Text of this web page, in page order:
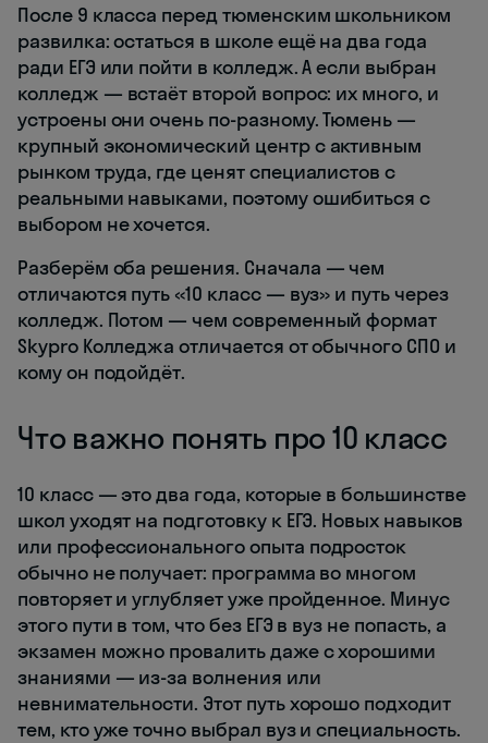
После 9 класса перед тюменским школьником
развилка: остаться в школе ещё на два года
ради ЕГЭ или пойти в колледж. А если выбран
колледж — встаёт второй вопрос: их много, и
устроены они очень по-разному. Тюмень —
крупный экономический центр с активным
рынком труда, где ценят специалистов с
реальными навыками, поэтому ошибиться с
выбором не хочется.
Разберём оба решения. Сначала — чем
отличаются путь «10 класс — вуз» и путь через
колледж. Потом — чем современный формат
Skypro Колледжа отличается от обычного СПО и
кому он подойдёт.
Что важно понять про 10 класс
10 класс — это два года, которые в большинстве
школ уходят на подготовку к ЕГЭ. Новых навыков
или профессионального опыта подросток
обычно не получает: программа во многом
повторяет и углубляет уже пройденное. Минус
этого пути в том, что без ЕГЭ в вуз не попасть, а
экзамен можно провалить даже с хорошими
знаниями — из-за волнения или
невнимательности. Этот путь хорошо подходит
тем, кто уже точно выбрал вуз и специальность.